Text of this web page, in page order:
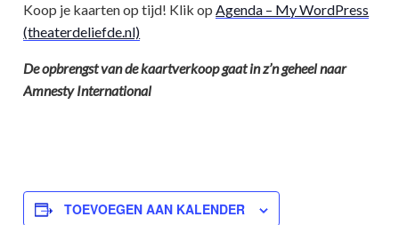
Koop je kaarten op tijd! Klik opAgenda – My WordPress
(theaterdeliefde.nl)
De opbrengst van de kaartverkoop gaat in z’n geheel naar
Amnesty International
TOEVOEGEN AAN KALENDER